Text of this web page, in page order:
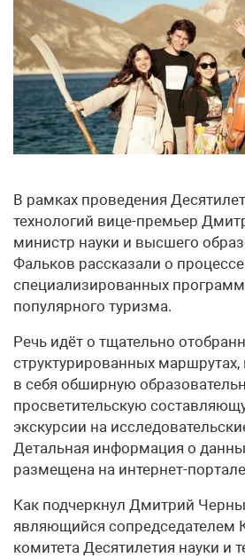
В рамках проведения
технологий вице-премьер
министр науки и высшего
Фальков рассказали о
специализированных
популярного туризма.
Речь идёт о тщательно
структурированных
в себя обширную
просветительскую
экскурсии на
Детальная информация о
размещена на интернет-
Как подчеркнул Дмитрий
являющийся сопредседателем
комитета Десятилетия науки и